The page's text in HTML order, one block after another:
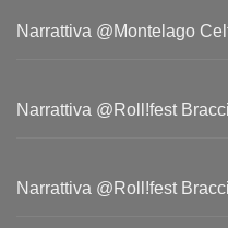
Narrattiva @Montelago
Narrattiva @Roll!fest
Narrattiva @Roll!fest